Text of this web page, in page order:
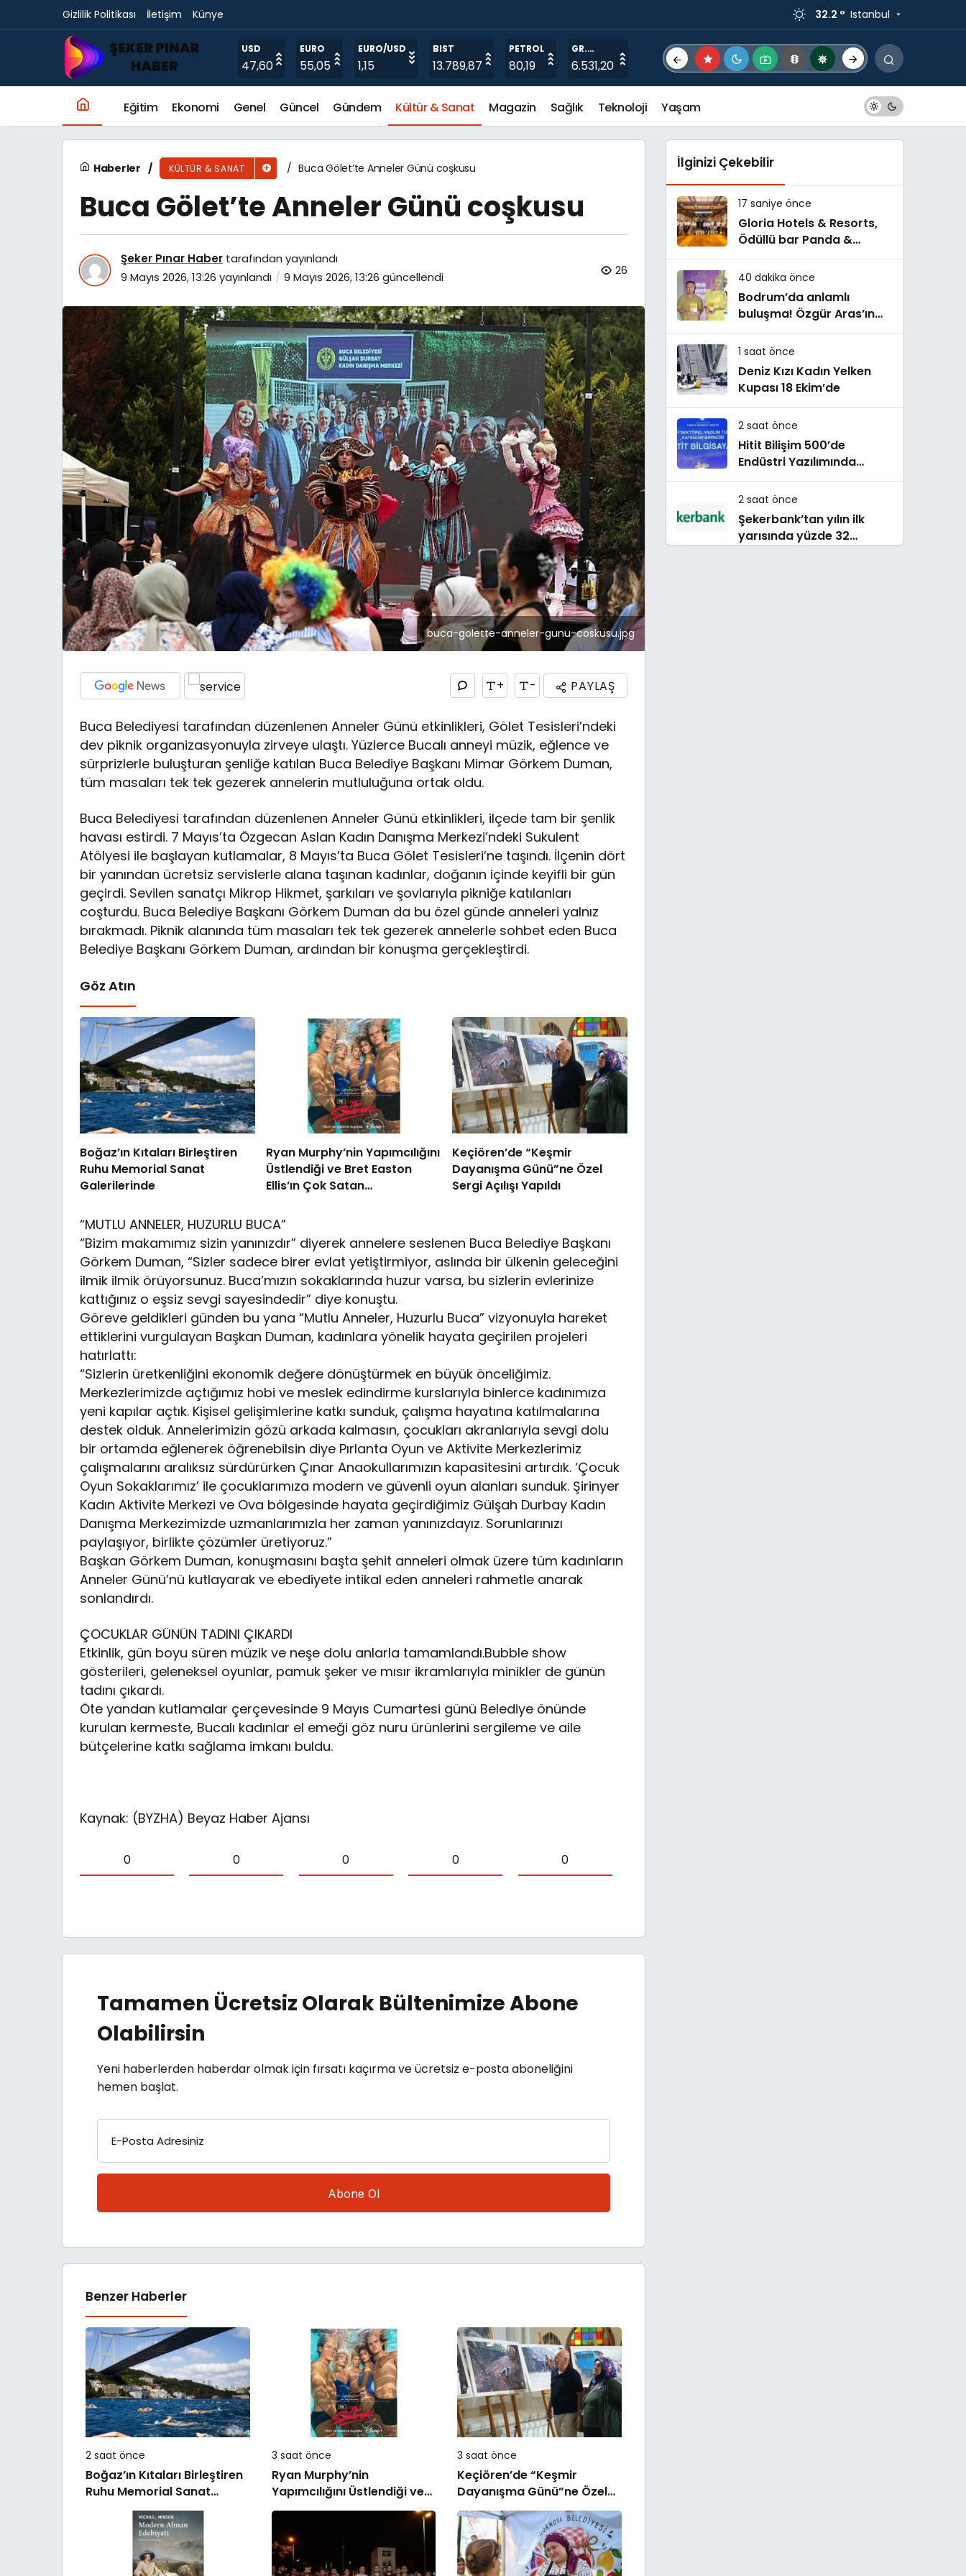
Gizlilik Politikası İletişim Künye 32.2 ° Istanbul
USD
47,60
EURO
55,05
EURO/USD
1,15
BIST
13.789,87
PETROL
80,19
GR.
ALTIN
6.531,20
Eğitim Ekonomi Genel Güncel Gündem Kültür & Sanat Magazin Sağlık Teknoloji Yaşam
Haberler KÜLTÜR & SANAT Buca Gölet’te Anneler Günü coşkusu
Buca Gölet’te Anneler Günü coşkusu
Şeker Pınar Haber tarafından yayınlandı
9 Mayıs 2026, 13:26 yayınlandı 9 Mayıs 2026, 13:26 güncellendi 26
buca-golette-anneler-gunu-coskusu.jpg
+ - PAYLAŞ
Buca Belediyesi tarafından düzenlenen Anneler Günü etkinlikleri, Gölet Tesisleri’ndeki
dev piknik organizasyonuyla zirveye ulaştı. Yüzlerce Bucalı anneyi müzik, eğlence ve
sürprizlerle buluşturan şenliğe katılan Buca Belediye Başkanı Mimar Görkem Duman,
tüm masaları tek tek gezerek annelerin mutluluğuna ortak oldu.
Buca Belediyesi tarafından düzenlenen Anneler Günü etkinlikleri, ilçede tam bir şenlik
havası estirdi. 7 Mayıs’ta Özgecan Aslan Kadın Danışma Merkezi’ndeki Sukulent
Atölyesi ile başlayan kutlamalar, 8 Mayıs’ta Buca Gölet Tesisleri’ne taşındı. İlçenin dört
bir yanından ücretsiz servislerle alana taşınan kadınlar, doğanın içinde keyifli bir gün
geçirdi. Sevilen sanatçı Mikrop Hikmet, şarkıları ve şovlarıyla pikniğe katılanları
coşturdu. Buca Belediye Başkanı Görkem Duman da bu özel günde anneleri yalnız
bırakmadı. Piknik alanında tüm masaları tek tek gezerek annelerle sohbet eden Buca
Belediye Başkanı Görkem Duman, ardından bir konuşma gerçekleştirdi.
Göz Atın
Boğaz’ın Kıtaları Birleştiren
Ruhu Memorial Sanat
Galerilerinde
Ryan Murphy’nin Yapımcılığını
Üstlendiği ve Bret Easton
Ellis’ın Çok Satan
Shards”, İlk İki Bölümüyle
Şimdi Sadece Disney+’ta
Yayında!
Keçiören’de “Keşmir
Dayanışma Günü”ne Özel
Sergi Açılışı Yapıldı
“MUTLU ANNELER, HUZURLU BUCA”
“Bizim makamımız sizin yanınızdır” diyerek annelere seslenen Buca Belediye Başkanı
Görkem Duman, “Sizler sadece birer evlat yetiştirmiyor, aslında bir ülkenin geleceğini
ilmik ilmik örüyorsunuz. Buca’mızın sokaklarında huzur varsa, bu sizlerin evlerinize
kattığınız o eşsiz sevgi sayesindedir” diye konuştu.
Göreve geldikleri günden bu yana “Mutlu Anneler, Huzurlu Buca” vizyonuyla hareket
ettiklerini vurgulayan Başkan Duman, kadınlara yönelik hayata geçirilen projeleri
hatırlattı:
“Sizlerin üretkenliğini ekonomik değere dönüştürmek en büyük önceliğimiz.
Merkezlerimizde açtığımız hobi ve meslek edindirme kurslarıyla binlerce kadınımıza
yeni kapılar açtık. Kişisel gelişimlerine katkı sunduk, çalışma hayatına katılmalarına
destek olduk. Annelerimizin gözü arkada kalmasın, çocukları akranlarıyla sevgi dolu
bir ortamda eğlenerek öğrenebilsin diye Pırlanta Oyun ve Aktivite Merkezlerimiz
çalışmalarını aralıksız sürdürürken Çınar Anaokullarımızın kapasitesini artırdık. ‘Çocuk
Oyun Sokaklarımız’ ile çocuklarımıza modern ve güvenli oyun alanları sunduk. Şirinyer
Kadın Aktivite Merkezi ve Ova bölgesinde hayata geçirdiğimiz Gülşah Durbay Kadın
Danışma Merkezimizde uzmanlarımızla her zaman yanınızdayız. Sorunlarınızı
paylaşıyor, birlikte çözümler üretiyoruz.”
Başkan Görkem Duman, konuşmasını başta şehit anneleri olmak üzere tüm kadınların
Anneler Günü’nü kutlayarak ve ebediyete intikal eden anneleri rahmetle anarak
sonlandırdı.
ÇOCUKLAR GÜNÜN TADINI ÇIKARDI
Etkinlik, gün boyu süren müzik ve neşe dolu anlarla tamamlandı.Bubble show
gösterileri, geleneksel oyunlar, pamuk şeker ve mısır ikramlarıyla minikler de günün
tadını çıkardı.
Öte yandan kutlamalar çerçevesinde 9 Mayıs Cumartesi günü Belediye önünde
kurulan kermeste, Bucalı kadınlar el emeği göz nuru ürünlerini sergileme ve aile
bütçelerine katkı sağlama imkanı buldu.
Kaynak: (BYZHA) Beyaz Haber Ajansı
0 0 0 0 0
Tamamen Ücretsiz Olarak Bültenimize Abone
Olabilirsin
Yeni haberlerden haberdar olmak için fırsatı kaçırma ve ücretsiz e-posta aboneliğini
hemen başlat.
E-Posta Adresiniz
Benzer Haberler
2 saat önce
Boğaz’ın Kıtaları Birleştiren
Ruhu Memorial Sanat
Galerilerinde
3 saat önce
Ryan Murphy’nin
Yapımcılığını Üstlendiği ve
Bret Easton Ellis’ın Çok
Uyarlanan “The Shards”, İlk
İki Bölümüyle Şimdi Sadece
3 saat önce
Keçiören’de “Keşmir
Dayanışma Günü”ne Özel
Sergi Açılışı Yapıldı
İlginizi Çekebilir
17 saniye önce
Gloria Hotels & Resorts,
Ödüllü bar Panda &
Sons ile unutulmaz bir
Miksoloji Gecesine İmza
Attı
40 dakika önce
Bodrum’da anlamlı
buluşma! Özgür Aras’ın
çok konuşulan kitabı yeni
baskısını Titanic Luxury
Collection Bodrum’da
kutladı
1 saat önce
Deniz Kızı Kadın Yelken
Kupası 18 Ekim’de
2 saat önce
Hitit Bilişim 500’de
Endüstri Yazılımında
Birinci Sırada
2 saat önce
Şekerbank’tan yılın ilk
yarısında yüzde 32
Başkan Özarslan, Yöresel Lezzetler Festivali’ni Ziyaret Etti